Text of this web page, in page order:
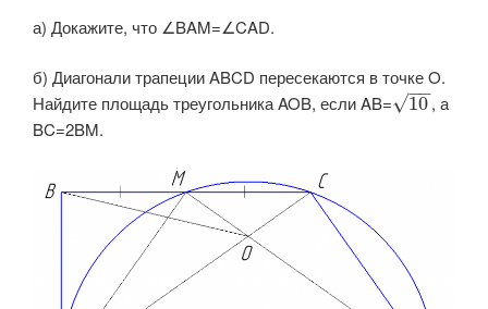
а) Докажите, что ∠BAM=∠CAD.
б) Диагонали трапеции ABCD пересекаются в точке O.
Найдите площадь треугольника AOB, если AB=​
10
−−
√
​, а
BC=2BM.